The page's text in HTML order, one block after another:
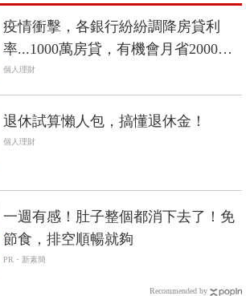
疫情衝擊，各銀行紛紛調降房貸利
率...1000萬房貸，有機會月省2000元
利息！
個人理財
退休試算懶人包，搞懂退休金！
個人理財
一週有感！肚子整個都消下去了！免
節食，排空順暢就夠
PR・新素簡
Recommended by